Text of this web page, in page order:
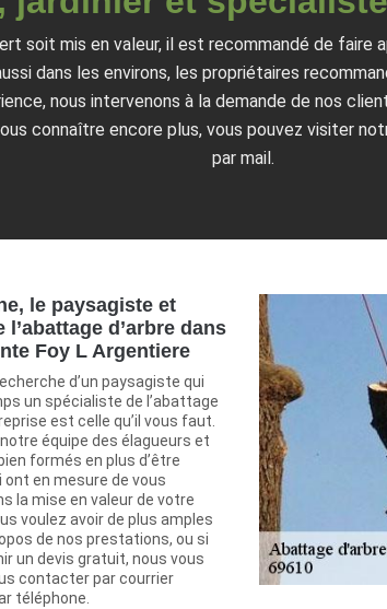
soit mis en valeur, il est recommandé de faire
dans les environs, les propriétaires
nous intervenons à la demande de nos
connaître encore plus, vous pouvez visiter
par mail.
le paysagiste et
d’arbre dans
Foy L Argentiere
d’un paysagiste qui
un spécialiste de l’abattage
est celle qu’il vous faut.
équipe des élagueurs et
formés en plus d’être
en mesure de vous
la mise en valeur de votre
voulez avoir de plus amples
de nos prestations, ou si
un devis gratuit, nous vous
contacter par courrier
téléphone.